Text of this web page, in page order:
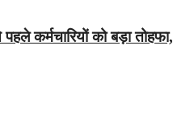
कर्मचारियों को बड़ा तोहफा,